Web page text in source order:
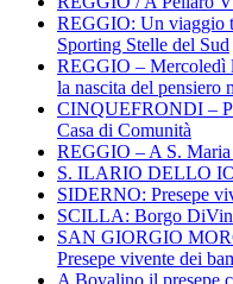
REGGIO: Un viaggio
Sporting Stelle del Sud
REGGIO – Mercoledì
la nascita del pensiero
CINQUEFRONDI –
Casa di Comunità
REGGIO – A S.
S. ILARIO DELLO
SIDERNO: Presepe
SCILLA: Borgo
SAN GIORGIO
Presepe vivente dei